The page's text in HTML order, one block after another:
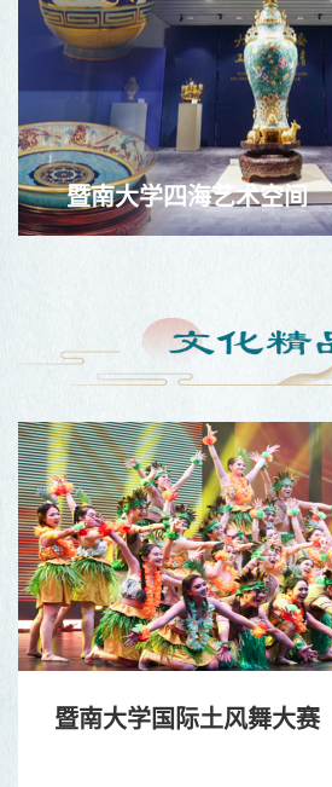
暨南大学四海艺术空间
暨南大学国际土风舞大赛